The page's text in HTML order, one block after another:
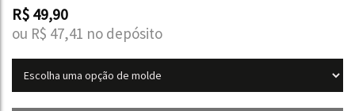
R$ 49,90
ou R$ 47,41 no depósito